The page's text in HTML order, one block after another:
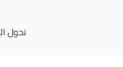
نحول